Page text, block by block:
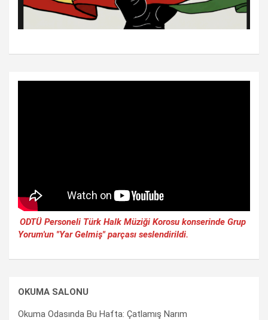
ODTÜ Personeli Türk Halk Müziği Korosu konserinde Grup
Yorum'un "Yar Gelmiş" parçası seslendirildi.
OKUMA SALONU
Okuma Odasında Bu Hafta: Çatlamış Narım